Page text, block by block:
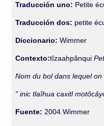
Traducción uno: Petite
Traducción dos: petite
Diccionario:Wimmer
Contexto:tîzaahpânqui
Nom du bol dans lequel
" inic tlaîhua caxitl
Fuente: 2004 Wimmer